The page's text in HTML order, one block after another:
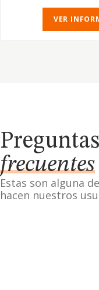
VER
Preguntas
frecuentes
Estas son alguna
hacen nuestros